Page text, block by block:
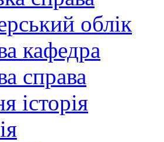
облік
кафедра
справа
історія